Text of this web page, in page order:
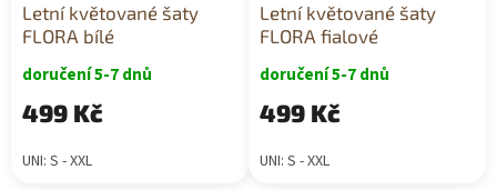
Letní květované šaty
FLORA bílé
doručení 5-7 dnů
499 Kč
UNI: S - XXL
Letní květované šaty
FLORA fialové
doručení 5-7 dnů
499 Kč
UNI: S - XXL